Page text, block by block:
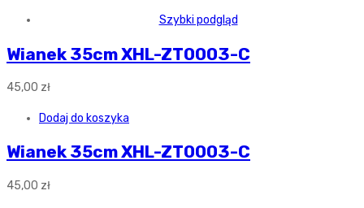
Szybki podgląd
Wianek 35cm XHL-ZT0003-C
45,00 zł
Dodaj do koszyka
Wianek 35cm XHL-ZT0003-C
45,00 zł